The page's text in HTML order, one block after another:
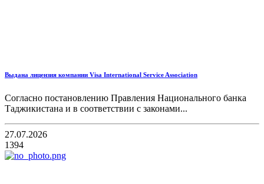
Выдана лицензия компании Visa International Service Association
Согласно постановлению Правления Национального банка
Таджикистана и в соответствии с законами...
27.07.2026
1394